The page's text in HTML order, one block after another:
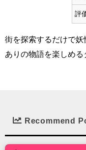
評
街を探索するだけで
ありの物語を楽しめる
Recommend